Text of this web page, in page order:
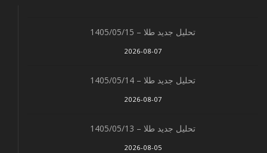
تحلیل جدید طلا – 1405/05/15
2026-08-07
تحلیل جدید طلا – 1405/05/14
2026-08-07
تحلیل جدید طلا – 1405/05/13
2026-08-05